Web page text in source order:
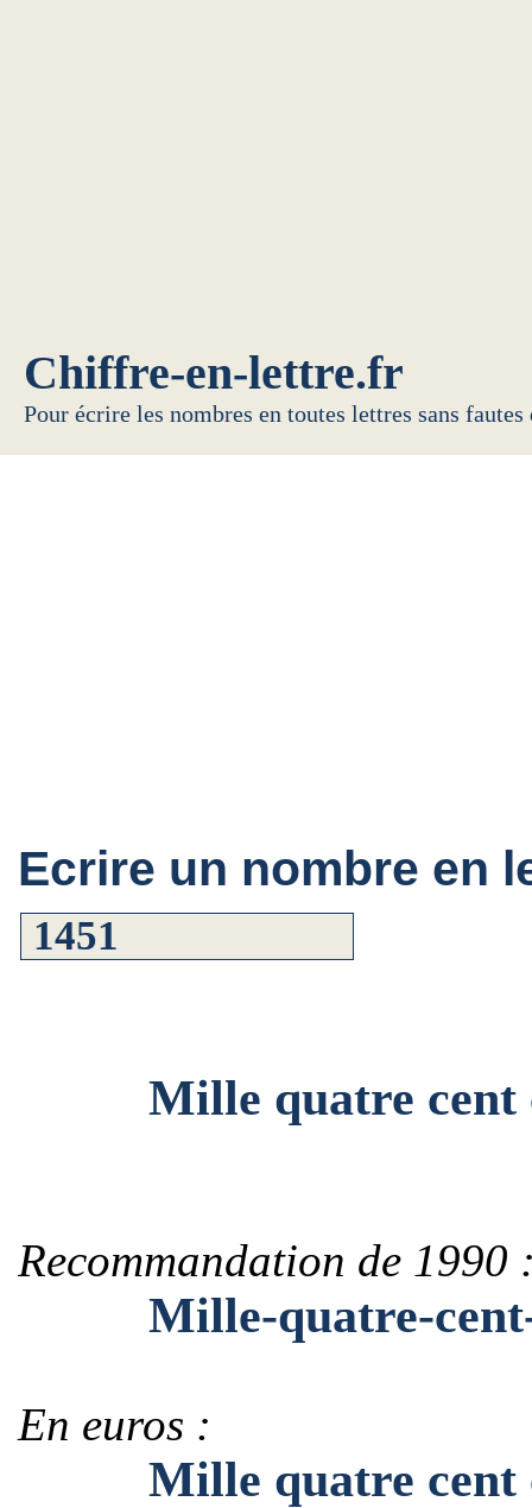
Chiffre-en-lettre.fr
Pour écrire les nombres en toutes lettres sans
Ecrire un nombre en
Mille quatre cent
Recommandation de 1990
Mille-quatre-cent-
En euros :
Mille quatre cent